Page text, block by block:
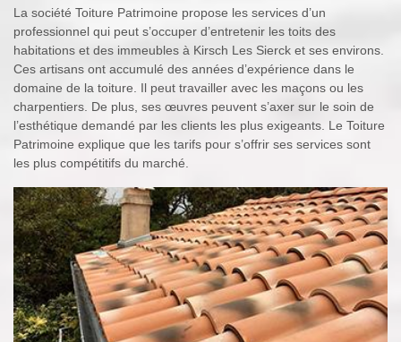
La société Toiture Patrimoine propose les services d’un
professionnel qui peut s’occuper d’entretenir les toits des
habitations et des immeubles à Kirsch Les Sierck et ses environs.
Ces artisans ont accumulé des années d’expérience dans le
domaine de la toiture. Il peut travailler avec les maçons ou les
charpentiers. De plus, ses œuvres peuvent s’axer sur le soin de
l’esthétique demandé par les clients les plus exigeants. Le Toiture
Patrimoine explique que les tarifs pour s’offrir ses services sont
les plus compétitifs du marché.